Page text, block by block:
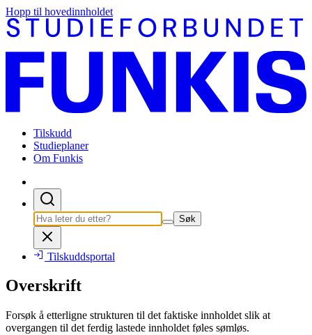
Hopp til hovedinnholdet
Tilskudd
Studieplaner
Om Funkis
Søk
Tilskuddsportal
Overskrift
Forsøk å etterligne strukturen til det faktiske innholdet slik at
overgangen til det ferdig lastede innholdet føles sømløs.